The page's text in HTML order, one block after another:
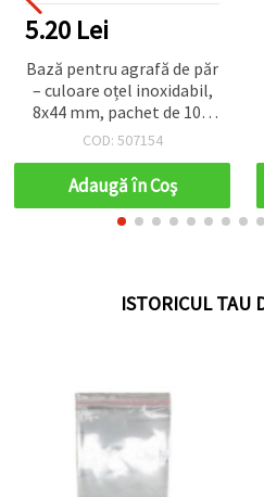
5.20 Lei
Bază pentru agrafă de păr
– culoare oțel inoxidabil,
8x44 mm, pachet de 10 –
Coafură & Accesorii
COD: 507154
Adaugă în Coş
ISTORICUL TAU